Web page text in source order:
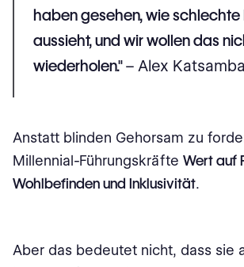
haben gesehen, wie schlechte
aussieht, und wir wollen das
wiederholen."– Alex
Anstatt blinden Gehorsam zu
Millennial-Führungskräfte Wert auf
Wohlbefinden und Inklusivität.
Aber das bedeutet nicht, dass sie